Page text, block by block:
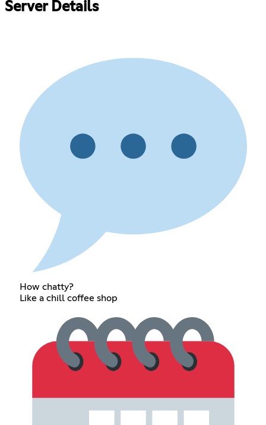
Server Details
How chatty?
Like a chill coffee shop